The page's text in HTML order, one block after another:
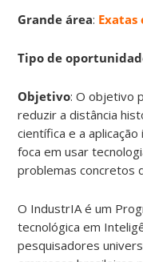
Grande área: Exatas
Tipo de
Objetivo: O objetivo
reduzir a distância
científica e a
foca em usar
problemas concretos
O IndustrIA é um
tecnológica em
pesquisadores